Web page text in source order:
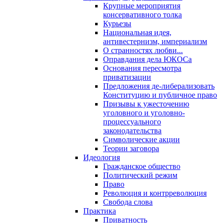
Крупные мероприятия
консервативного толка
Курьезы
Национальная идея,
антивестернизм, империализм
О странностях любви...
Оправдания дела ЮКОСа
Основания пересмотра
приватизации
Предложения де-либерализовать
Конституцию и публичное право
Призывы к ужесточению
уголовного и уголовно-
процессуального
законодательства
Символические акции
Теории заговора
Идеология
Гражданское общество
Политический режим
Право
Революция и контрреволюция
Свобода слова
Практика
Приватность